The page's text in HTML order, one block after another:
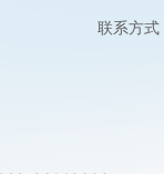
联系方式